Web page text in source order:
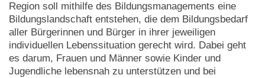
Region soll mithilfe des Bildungsmanagements eine
Bildungslandschaft entstehen, die dem Bildungsbedarf
aller Bürgerinnen und Bürger in ihrer jeweiligen
individuellen Lebenssituation gerecht wird. Dabei geht
es darum, Frauen und Männer sowie Kinder und
Jugendliche lebensnah zu unterstützen und bei